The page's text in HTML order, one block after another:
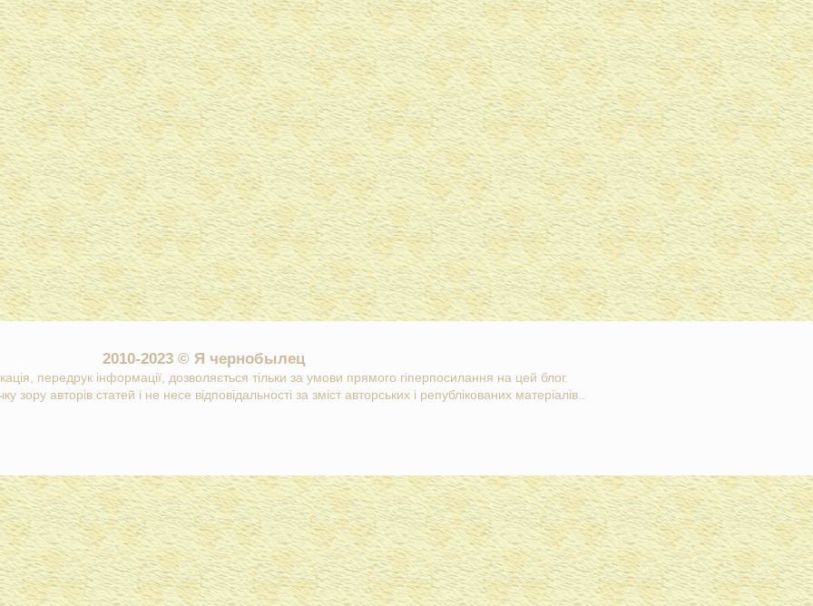
2010-2023 © Я чернобылец
передрук інформації, дозволяється тільки за умови прямого гіперпосилання на цей блог.
зору авторів статей і не несе відповідальності за зміст авторських і републікованих матеріалів..